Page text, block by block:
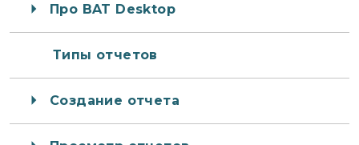
Про BAT Desktop
Типы отчетов
Создание отчета